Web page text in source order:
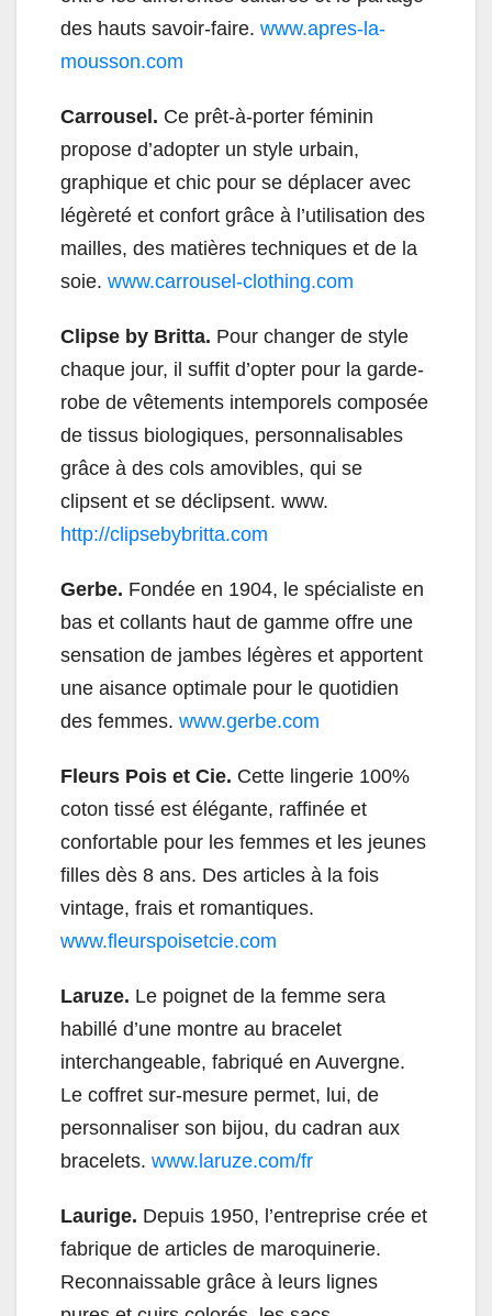
des hauts savoir-faire. www.apres-la-
mousson.com
Carrousel. Ce prêt-à-porter féminin
propose d’adopter un style urbain,
graphique et chic pour se déplacer avec
légèreté et confort grâce à l’utilisation des
mailles, des matières techniques et de la
soie. www.carrousel-clothing.com
Clipse by Britta. Pour changer de style
chaque jour, il suffit d’opter pour la garde-
robe de vêtements intemporels composée
de tissus biologiques, personnalisables
grâce à des cols amovibles, qui se
clipsent et se déclipsent. www.
http://clipsebybritta.com
Gerbe. Fondée en 1904, le spécialiste en
bas et collants haut de gamme offre une
sensation de jambes légères et apportent
une aisance optimale pour le quotidien
des femmes. www.gerbe.com
Fleurs Pois et Cie. Cette lingerie 100%
coton tissé est élégante, raffinée et
confortable pour les femmes et les jeunes
filles dès 8 ans. Des articles à la fois
vintage, frais et romantiques.
www.fleurspoisetcie.com
Laruze. Le poignet de la femme sera
habillé d’une montre au bracelet
interchangeable, fabriqué en Auvergne.
Le coffret sur-mesure permet, lui, de
personnaliser son bijou, du cadran aux
bracelets. www.laruze.com/fr
Laurige. Depuis 1950, l’entreprise crée et
fabrique de articles de maroquinerie.
Reconnaissable grâce à leurs lignes